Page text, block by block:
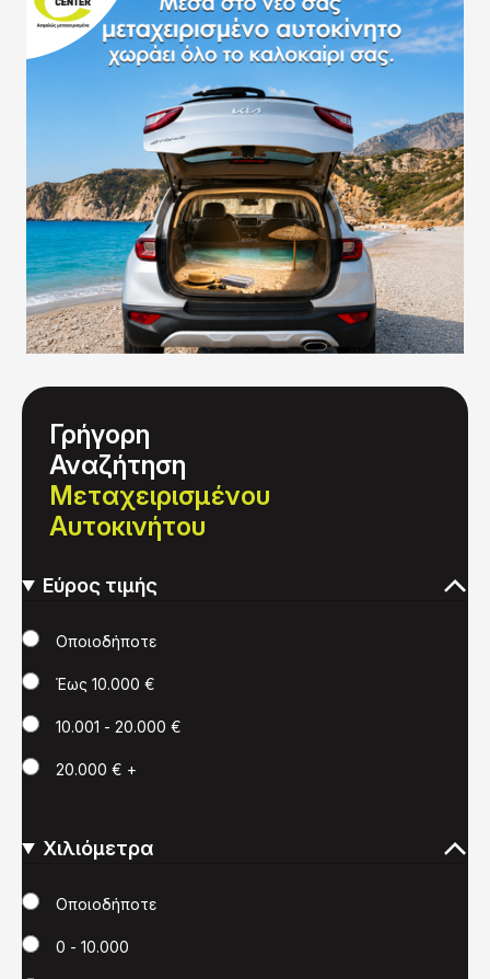
Γρήγορη
Αναζήτηση
Μεταχειρισμένου
Αυτοκινήτου
Εύρος τιμής
ΤιμήΟποιοδήποτε
Έως 10.000 €
10.001 - 20.000 €
20.000 € +
Χιλιόμετρα
Χιλιόμετρα
Οποιοδήποτε
0 - 10.000